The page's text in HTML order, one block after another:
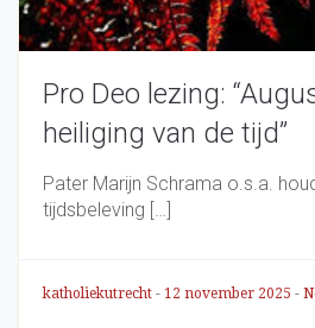
Pro Deo lezing:
heiliging van de tijd”
Pater Marijn Schrama o.s.a.
tijdsbeleving […]
katholiekutrecht - 12 november 2025 -